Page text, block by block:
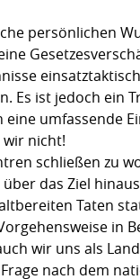
persönlichen
Es ist jedoch ein
umfassende
wir nicht!
schließen zu
das Ziel
Taten
in
wir uns als
nach dem